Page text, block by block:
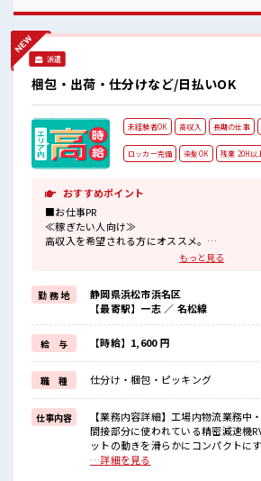
ポートします！ ■職場の雰囲気 『少人数』だからコミュニケ
ーションも取りやすい？ 髪型・髪
派遣
梱包・出荷・仕分けなど/日払いOK
未経験者OK 高収入 長期の仕事
ロッカー完備 染髪OK 残業 20H以
おすすめポイント
■お仕事PR
≪稼ぎたい人向け≫
高収入を希望される方にオススメ。
残業は月20時間以上あります♪
明るすぎたり奇抜でなければ基本的に自由！
(規定有)制服があると毎日の服選びに悩まず
≪未経験OKの仕事≫
新しいことにチャレンジするのは不安だけど、
しっかり働く環境が整っています！
イチからスキルUP・ステップUP目指していき
≪自分に合った期間で働ける≫
福利厚生が整った派遣のお仕事です！
■職場の雰囲気
キバツ過ぎなければ髪色・髪型は自由！
あなたの個性を大事にできます♪
20代の若い世代がたくさん活躍中の活気ある職
もっと見る
勤 務 地
静岡県浜松市浜名区
【最寄駅】一志 ／ 名松線
給 与 【時給】1,600 円
職 種 仕分け・梱包・ピッキング
仕事内容
【業務内容詳細】工場内物流業務中
間接部分に使われている精密減速機
ットの動きを滑らかにコンパクトに
為、足腰の強さ必要。製品は4種類あ
…詳細を見る